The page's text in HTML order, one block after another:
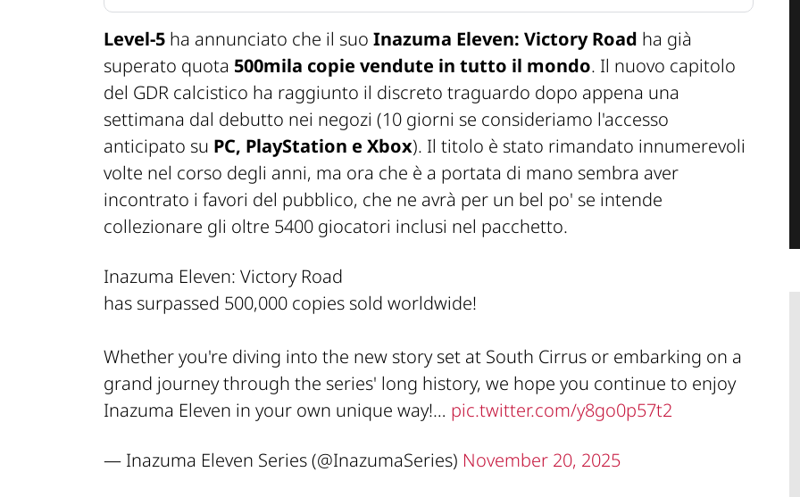
Level-5 ha annunciato che il suo Inazuma Eleven: Victory Road ha già
superato quota 500mila copie vendute in tutto il mondo. Il nuovo capitolo
del GDR calcistico ha raggiunto il discreto traguardo dopo appena una
settimana dal debutto nei negozi (10 giorni se consideriamo l'accesso
anticipato su PC, PlayStation e Xbox). Il titolo è stato rimandato innumerevoli
volte nel corso degli anni, ma ora che è a portata di mano sembra aver
incontrato i favori del pubblico, che ne avrà per un bel po' se intende
collezionare gli oltre 5400 giocatori inclusi nel pacchetto.
Inazuma Eleven: Victory Road
has surpassed 500,000 copies sold worldwide!
Whether you're diving into the new story set at South Cirrus or embarking on a
grand journey through the series' long history, we hope you continue to enjoy
Inazuma Eleven in your own unique way!… pic.twitter.com/y8go0p57t2
— Inazuma Eleven Series (@InazumaSeries) November 20, 2025